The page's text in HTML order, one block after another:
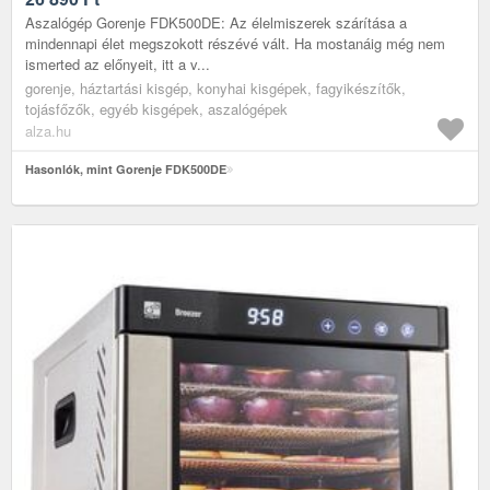
Aszalógép Gorenje FDK500DE: Az élelmiszerek szárítása a
mindennapi élet megszokott részévé vált. Ha mostanáig még nem
ismerted az előnyeit, itt a v...
gorenje, háztartási kisgép, konyhai kisgépek, fagyikészítők,
tojásfőzők, egyéb kisgépek, aszalógépek
alza.hu
Hasonlók, mint Gorenje FDK500DE